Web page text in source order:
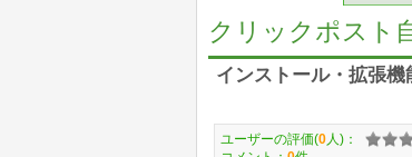
クリックポスト
インストール・拡張
ユーザーの評価(0 人)：